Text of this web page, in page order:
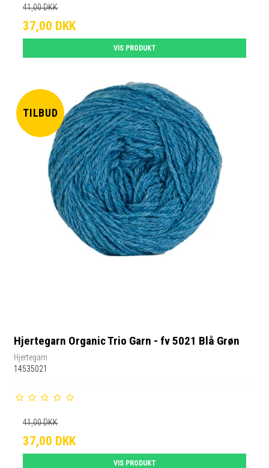
41,00 DKK
37,00 DKK
VIS PRODUKT
TILBUD
Hjertegarn Organic Trio Garn - fv 5021 Blå Grøn
Hjertegarn
14535021
41,00 DKK
37,00 DKK
VIS PRODUKT